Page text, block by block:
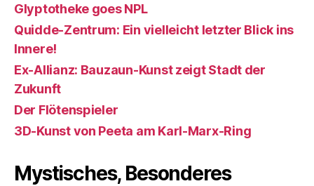
Glyptotheke goes NPL
Quidde-Zentrum: Ein vielleicht letzter Blick ins
Innere!
Ex-Allianz: Bauzaun-Kunst zeigt Stadt der
Zukunft
Der Flötenspieler
3D-Kunst von Peeta am Karl-Marx-Ring
Mystisches, Besonderes